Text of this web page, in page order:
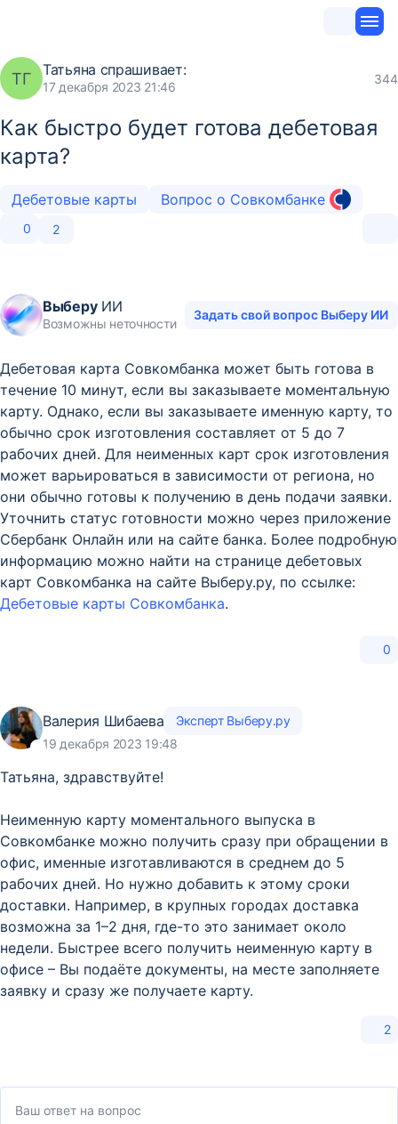
ТГ Татьяна спрашивает:
17 декабря 2023 21:46
344
Как быстро будет готова дебетовая
карта?
Дебетовые карты Вопрос о Совкомбанке
0 2
ВыберуИИ
Возможны неточности
Задать свой вопрос Выберу ИИ
Дебетовая карта Совкомбанка может быть готова в
течение 10 минут, если вы заказываете моментальную
карту. Однако, если вы заказываете именную карту, то
обычно срок изготовления составляет от 5 до 7
рабочих дней. Для неименных карт срок изготовления
может варьироваться в зависимости от региона, но
они обычно готовы к получению в день подачи заявки.
Уточнить статус готовности можно через приложение
Сбербанк Онлайн или на сайте банка. Более подробную
информацию можно найти на странице дебетовых
карт Совкомбанка на сайте Выберу.ру, по ссылке:
Дебетовые карты Совкомбанка.
0
Валерия Шибаева
Эксперт Выберу.ру
19 декабря 2023 19:48
Татьяна, здравствуйте!
Неименную карту моментального выпуска в
Совкомбанке можно получить сразу при обращении в
офис, именные изготавливаются в среднем до 5
рабочих дней. Но нужно добавить к этому сроки
доставки. Например, в крупных городах доставка
возможна за 1–2 дня, где-то это занимает около
недели. Быстрее всего получить неименную карту в
офисе – Вы подаёте документы, на месте заполняете
заявку и сразу же получаете карту.
2